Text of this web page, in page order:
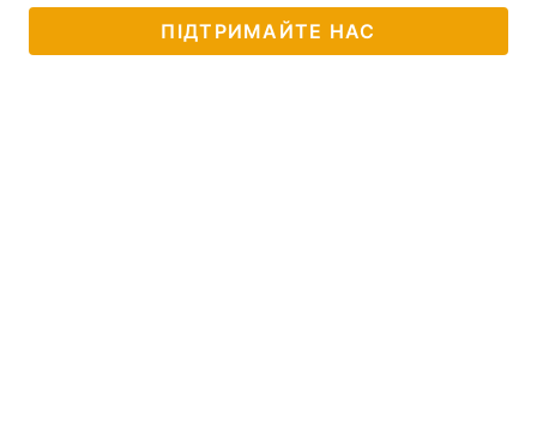
ПІДТРИМАЙТЕ НАС